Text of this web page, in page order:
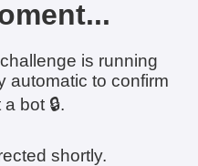
is running
automatic to confirm
bot 🔒.
shortly.